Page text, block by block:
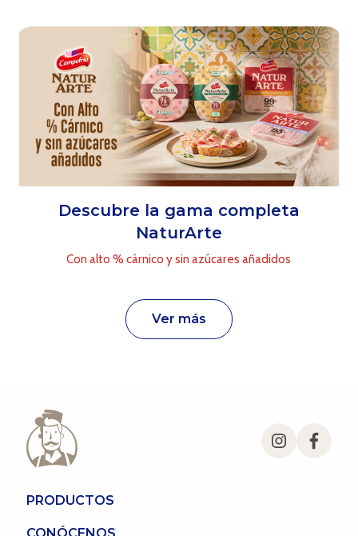
Descubre la gama completa
NaturArte
Con alto % cárnico y sin azúcares añadidos
ver más
PRODUCTOS